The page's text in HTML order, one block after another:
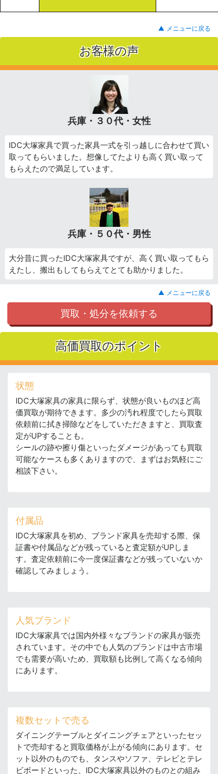
▲ メニューに戻る
お客様の声
兵庫・３０代・女性
IDC大塚家具で買った家具一式を引っ越しに合わせて買い
取ってもらいました。想像してたよりも高く買い取って
もらえたので満足しています。
兵庫・５０代・男性
大分昔に買ったIDC大塚家具ですが、高く買い取ってもら
えたし、搬出もしてもらえてとても助かりました。
▲ メニューに戻る
買取・処分を依頼する
高価買取のポイント
状態
IDC大塚家具の家具に限らず、状態が良いものほど高
価買取が期待できます。多少の汚れ程度でしたら買取
依頼前に拭き掃除などをしていただきますと、買取査
定がUPすることも。
シールの跡や擦り傷といったダメージがあっても買取
可能なケースも多くありますので、まずはお気軽にご
相談下さい。
付属品
IDC大塚家具を初め、ブランド家具を売却する際、保
証書や付属品などが残っていると査定額がUPしま
す。査定依頼前に今一度保証書などが残っていないか
確認してみましょう。
人気ブランド
IDC大塚家具では国内外様々なブランドの家具が販売
されています。その中でも人気のブランドは中古市場
でも需要が高いため、買取額も比例して高くなる傾向
にあります。
複数セットで売る
ダイニングテーブルとダイニングチェアといったセッ
トで売却すると買取価格が上がる傾向にあります。セ
ット以外のものでも、タンスやソファ、テレビとテレ
ビボードといった、IDC大塚家具以外のものとの組み